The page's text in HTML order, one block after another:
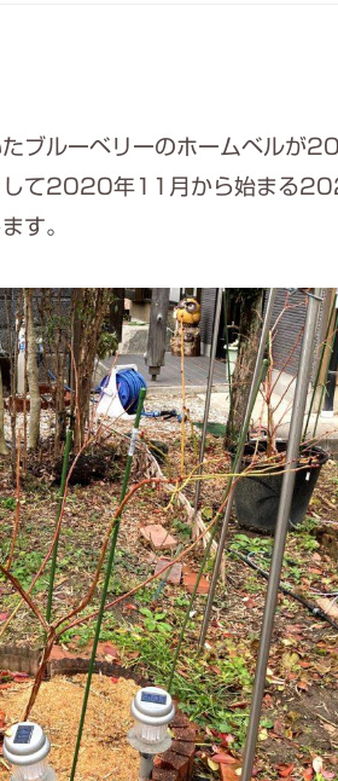
ブルーベリーのホームベルが
して2020年11月から始まる
す。